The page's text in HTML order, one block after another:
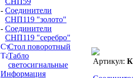
- Соединители
СНП119 "золото"
- Соединители
СНП119 "серебро"
Стол поворотный
Табло
светосигнальные
Информация
Артикул: